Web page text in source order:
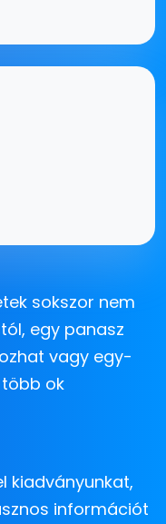
sokszor nem
egy panasz
vagy egy-
ok
kiadványunkat,
információt